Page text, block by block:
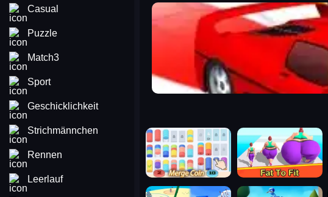
Casual
Puzzle
Match3
Sport
Geschicklichkeit
Strichmännchen
Rennen
Leerlauf
arena king
merge coin fat to fit
stack defence craft conflict